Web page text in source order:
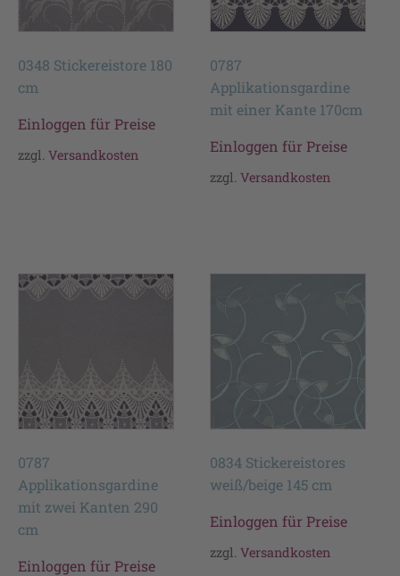
0348 Stickereistore 180
cm
Einloggen für Preise
zzgl. Versandkosten
0787
Applikationsgardine
mit einer Kante 170cm
Einloggen für Preise
zzgl.Versandkosten
0787
Applikationsgardine
mit zwei Kanten 290
cm
Einloggen für Preise
0834 Stickereistores
weiß/beige 145 cm
Einloggen für Preise
zzgl.Versandkosten